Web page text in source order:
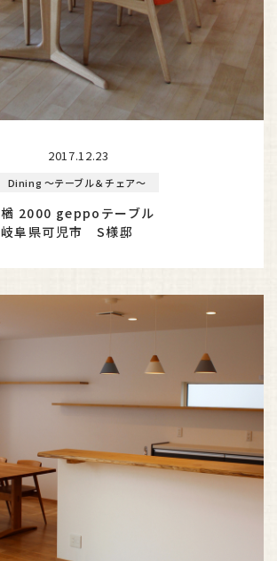
2017.12.23
Dining ～テーブル＆チェア～
楢 2000 geppoテーブル
岐阜県可児市 S様邸